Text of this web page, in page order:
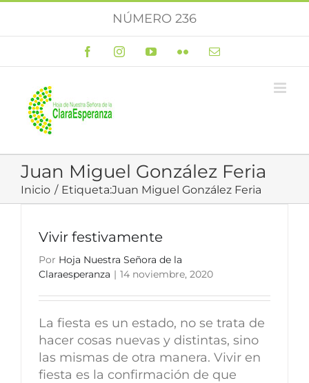
NÚMERO 236
FacebookInstagramYouTubeFlickr Correo
Juan Miguel González Feria
Inicio Etiqueta:Juan Miguel González Feria
Vivir festivamente
Por Hoja Nuestra Señora de la
Claraesperanza | 14 noviembre, 2020
La fiesta es un estado, no se trata de
hacer cosas nuevas y distintas, sino
las mismas de otra manera. Vivir en
fiesta es la confirmación de que